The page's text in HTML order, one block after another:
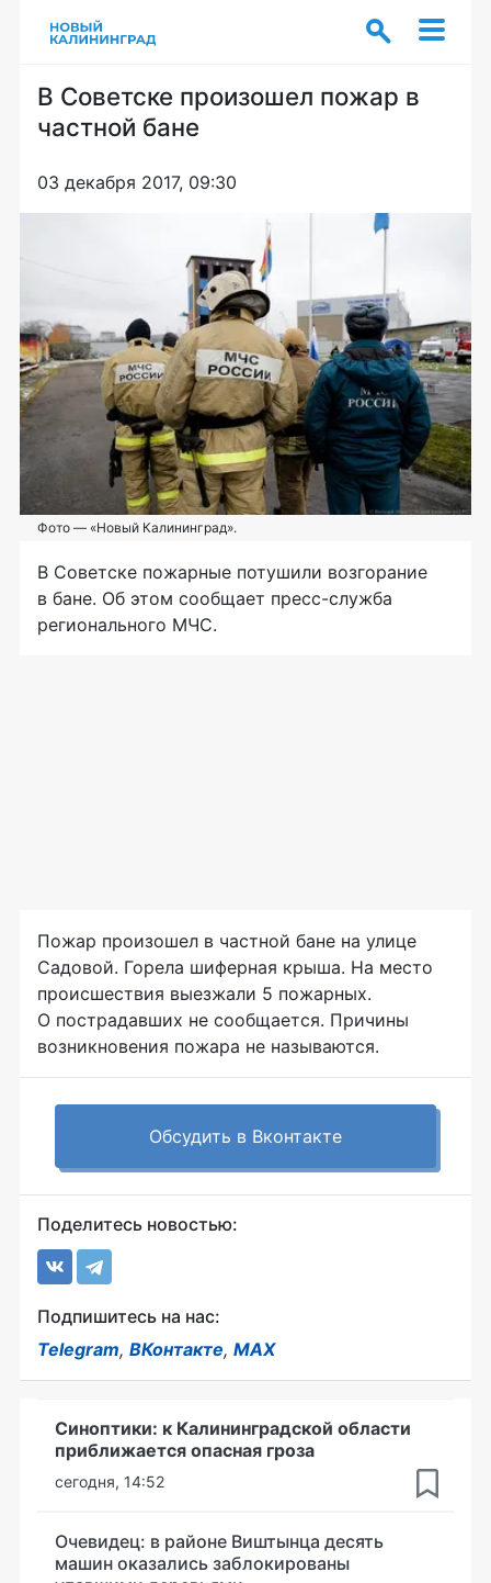
В Советске произошел пожар в
частной бане
03 декабря 2017, 09:30
Фото — «Новый Калининград».
В Советске пожарные потушили возгорание
в бане. Об этом сообщает пресс-служба
регионального МЧС.
Пожар произошел в частной бане на улице
Садовой. Горела шиферная крыша. На место
происшествия выезжали 5 пожарных.
О пострадавших не сообщается. Причины
возникновения пожара не называются.
Обсудить в Вконтакте
Поделитесь новостью:
Подпишитесь на нас:
Telegram, ВКонтакте, MAX
Синоптики: к Калининградской области
приближается опасная гроза
сегодня, 14:52
Очевидец: в районе Виштынца десять
машин оказались заблокированы